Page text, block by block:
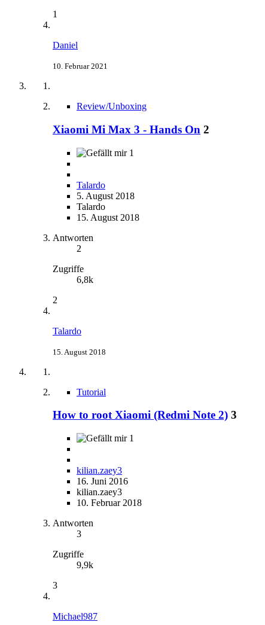
1
Daniel
10. Februar 2021
Review/Unboxing
Xiaomi Mi Max 3 - Hands On 2
1
Talardo
5. August 2018
Talardo
15. August 2018
Antworten
2
Zugriffe
6,8k
2
Talardo
15. August 2018
Tutorial
How to root Xiaomi (Redmi Note 2) 3
1
kilian.zaey3
16. Juni 2016
kilian.zaey3
10. Februar 2018
Antworten
3
Zugriffe
9,9k
3
Michael987